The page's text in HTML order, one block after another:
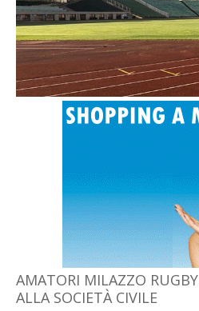
AMATORI MILAZZO
ALLA SOCIETÀ CIVILE